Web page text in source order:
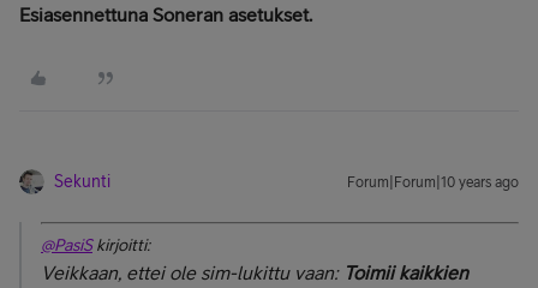
Esiasennettuna Soneran asetukset.
Sekunti Forum|Forum|10 years ago
@PasiSkirjoitti:
Veikkaan, ettei ole sim-lukittu vaan: Toimii kaikkien